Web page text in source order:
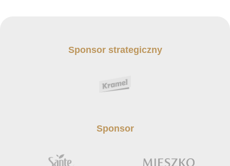
Sponsor strategiczny
Sponsor